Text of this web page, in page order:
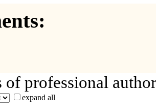
professional
expand all